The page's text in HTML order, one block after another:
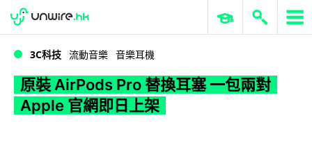
WWDC 2026 ERP 與商業 AI
3C科技 流動音樂 音樂耳機
原裝 AirPods Pro 替換耳塞 一包兩對
Apple 官網即日上架